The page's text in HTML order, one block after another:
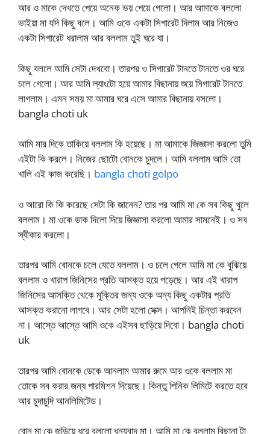
আর ও মাকে দেখতে পেয়ে অনেক ভয় পেয়ে গেলো। আর আমাকে বললো
ভাইয়া মা যদি কিছু বলে। আমি ওকে একটা সিগারেট দিলাম আর নিজেও
একটা সিগারেট ধরালাম আর বললাম তুই ঘরে যা।
কিছু বললে আমি সেটা দেখবো। তারপর ও সিগারেট টানতে টানতে ওর ঘরে
চলে গেলো। আর আমি ল্যাংটো হয়ে আমার বিছানায় শুয়ে সিগারেট টানতে
লাগলাম। এমন সময় মা আমার ঘরে এসে আমার বিছানায় বসলো।
bangla choti uk
আমি মার দিকে তাকিয়ে বললাম কি হয়েছে। মা আমাকে জিজ্ঞাসা করলো তুমি
এইটা কি করলে। নিজের ছোটো বোনকে চুদলে। আমি বললাম আমি তো
খালি এই কাজ করেছি। bangla choti golpo
ও আরো কি কি করেছে সেটা কি জানেন? তার পর আমি মা কে সব কিছু খুলে
বললাম। মা ওকে ডাক দিলো দিয়ে জিজ্ঞাসা করলো আমার সামনেই। ও সব
স্বীকার করলো।
তারপর আমি বোনকে চলে যেতে বললাম। ও চলে গেলে আমি মা কে বুঝিয়ে
বললাম ও খারাপ জিনিসের প্রতি আসক্ত হয়ে পড়েছে। আর এই খারাপ
জিনিসের আসক্তি থেকে মুক্তির জন্য ওকে অন্য কিছু একটার প্রতি
আসক্ত করানো লাগবে। আর সেটা হলো সেক্স। আপনিই চিন্তা করবেন
না। আস্তে আস্তে আমি ওকে এইসব ছাড়িয়ে দিবো। bangla choti
uk
তারপর আমি বোনকে ডেকে আনলাম আমার রুমে আর ওকে বললাম মা
তোকে সব করার জন্য পারমিশন দিয়েছে। কিন্তু পিনিক লিমিটে করতে হবে
আর চুদাচুদি আনলিমিটেড।
বোন মা কে জড়িয়ে ধরে বললো ধন্যবাদ মা। আমি মা কে বললাম বিছানা টা